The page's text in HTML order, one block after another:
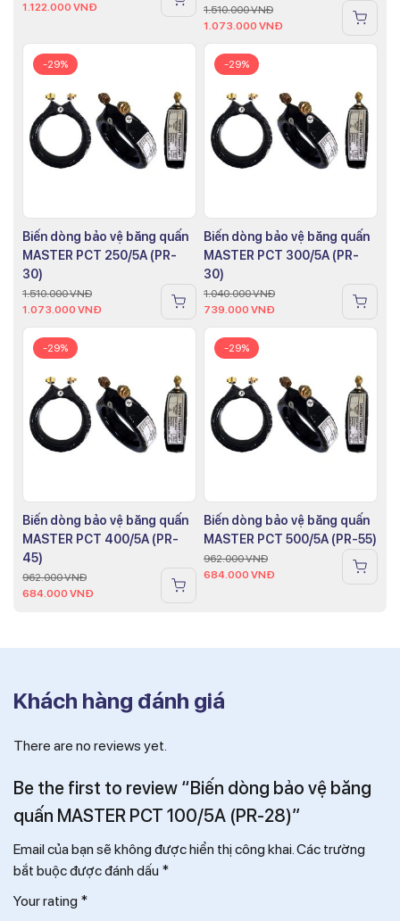
1.122.000 VNĐ 1.510.000VNĐ
1.073.000 VNĐ
-29%
Biến dòng bảo vệ băng quấn
MASTER PCT 250/5A (PR-
30)
1.510.000VNĐ
1.073.000 VNĐ
-29%
Biến dòng bảo vệ băng quấn
MASTER PCT 300/5A (PR-
30)
1.040.000VNĐ
739.000 VNĐ
-29%
Biến dòng bảo vệ băng quấn
MASTER PCT 400/5A (PR-
45)
962.000VNĐ
684.000 VNĐ
-29%
Biến dòng bảo vệ băng quấn
MASTER PCT 500/5A (PR-55)
962.000VNĐ
684.000 VNĐ
Khách hàng đánh giá
There are no reviews yet.
Be the first to review “Biến dòng bảo vệ băng
quấn MASTER PCT 100/5A (PR-28)”
Email của bạn sẽ không được hiển thị công khai.Các trường
bắt buộc được đánh dấu *
Your rating *